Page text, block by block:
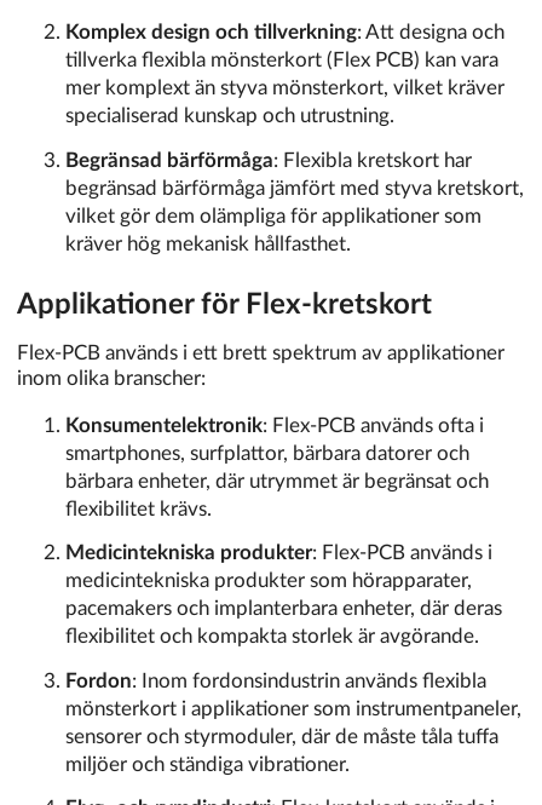
Komplex design och tillverkning: Att designa och
tillverka flexibla mönsterkort (Flex PCB) kan vara
mer komplext än styva mönsterkort, vilket kräver
specialiserad kunskap och utrustning.
Begränsad bärförmåga: Flexibla kretskort har
begränsad bärförmåga jämfört med styva kretskort,
vilket gör dem olämpliga för applikationer som
kräver hög mekanisk hållfasthet.
Applikationer för Flex-kretskort
Flex-PCB används i ett brett spektrum av applikationer
inom olika branscher:
Konsumentelektronik: Flex-PCB används ofta i
smartphones, surfplattor, bärbara datorer och
bärbara enheter, där utrymmet är begränsat och
flexibilitet krävs.
Medicintekniska produkter: Flex-PCB används i
medicintekniska produkter som hörapparater,
pacemakers och implanterbara enheter, där deras
flexibilitet och kompakta storlek är avgörande.
Fordon: Inom fordonsindustrin används flexibla
mönsterkort i applikationer som instrumentpaneler,
sensorer och styrmoduler, där de måste tåla tuffa
miljöer och ständiga vibrationer.